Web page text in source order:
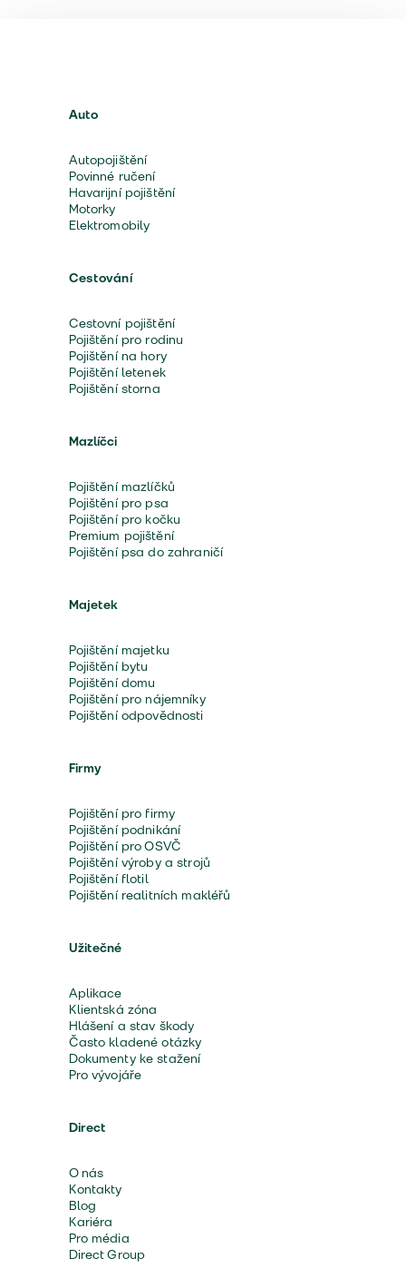
Auto
Autopojištění
Povinné ručení
Havarijní pojištění
Motorky
Elektromobily
Cestování
Cestovní pojištění
Pojištění pro rodinu
Pojištění na hory
Pojištění letenek
Pojištění storna
Mazlíčci
Pojištění mazlíčků
Pojištění pro psa
Pojištění pro kočku
Premium pojištění
Pojištění psa do zahraničí
Majetek
Pojištění majetku
Pojištění bytu
Pojištění domu
Pojištění pro nájemníky
Pojištění odpovědnosti
Firmy
Pojištění pro firmy
Pojištění podnikání
Pojištění pro OSVČ
Pojištění výroby a strojů
Pojištění flotil
Pojištění realitních makléřů
Užitečné
Aplikace
Klientská zóna
Hlášení a stav škody
Často kladené otázky
Dokumenty ke stažení
Pro vývojáře
Direct
O nás
Kontakty
Blog
Kariéra
Pro média
Direct Group